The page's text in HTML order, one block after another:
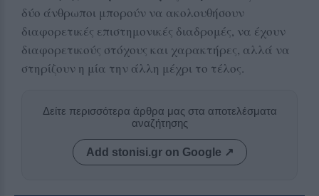
δύο άνθρωποι μπορούν να ακολουθήσουν
διαφορετικές επιστημονικές διαδρομές, να έχουν
διαφορετικούς στόχους και χαρακτήρες, αλλά να
στηρίζουν η μία την άλλη μέχρι το τέλος.
Δείτε περισσότερα άρθρα μας στα αποτελέσματα
αναζήτησης
Add stonisi.gr on Google ↗